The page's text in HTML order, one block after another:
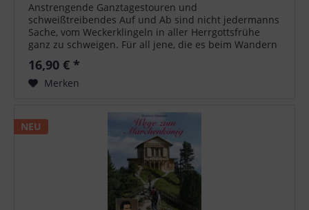
Anstrengende Ganztagestouren und
schweißtreibendes Auf und Ab sind nicht jedermanns
Sache, vom Weckerklingeln in aller Herrgottsfrühe
ganz zu schweigen. Für all jene, die es beim Wandern
gerne etwas gemütlicher angehen wollen, bietet das...
16,90 € *
Merken
NEU